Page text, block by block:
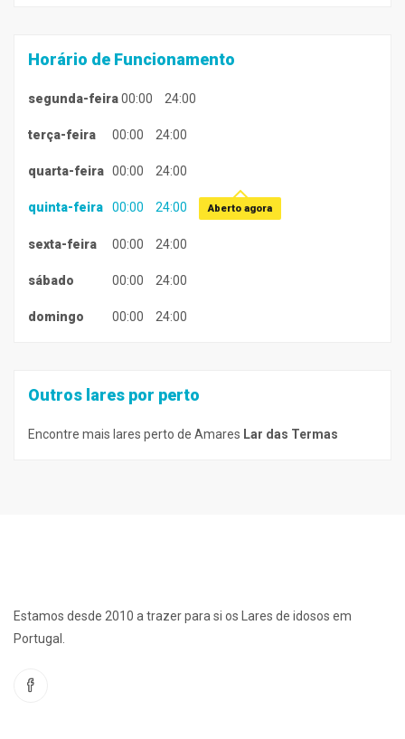
Horário de Funcionamento
segunda-feira00:00 24:00
terça-feira 00:00 24:00
quarta-feira 00:00 24:00
quinta-feira 00:00 24:00 Aberto agora
sexta-feira 00:00 24:00
sábado 00:00 24:00
domingo 00:00 24:00
Outros lares por perto
Encontre mais lares perto de Amares Lar das Termas
Estamos desde 2010 a trazer para si os Lares de idosos em
Portugal.